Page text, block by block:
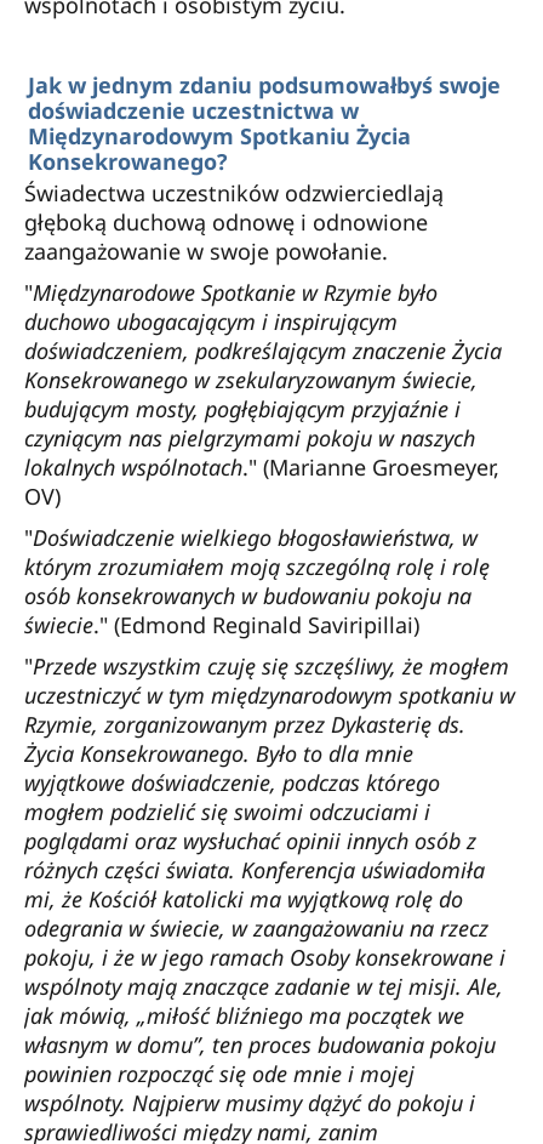
Jak w jednym zdaniu podsumowałbyś swoje
doświadczenie uczestnictwa w
Międzynarodowym Spotkaniu Życia
Konsekrowanego?
Świadectwa uczestników odzwierciedlają
głęboką duchową odnowę i odnowione
zaangażowanie w swoje powołanie.
"Międzynarodowe Spotkanie w Rzymie było
duchowo ubogacającym i inspirującym
doświadczeniem, podkreślającym znaczenie Życia
Konsekrowanego w zsekularyzowanym świecie,
budującym mosty, pogłębiającym przyjaźnie i
czyniącym nas pielgrzymami pokoju w naszych
lokalnych wspólnotach." (Marianne Groesmeyer,
OV)
"Doświadczenie wielkiego błogosławieństwa, w
którym zrozumiałem moją szczególną rolę i rolę
osób konsekrowanych w budowaniu pokoju na
świecie." (Edmond Reginald Saviripillai)
"Przede wszystkim czuję się szczęśliwy, że mogłem
uczestniczyć w tym międzynarodowym spotkaniu w
Rzymie, zorganizowanym przez Dykasterię ds.
Życia Konsekrowanego. Było to dla mnie
wyjątkowe doświadczenie, podczas którego
mogłem podzielić się swoimi odczuciami i
poglądami oraz wysłuchać opinii innych osób z
różnych części świata. Konferencja uświadomiła
mi, że Kościół katolicki ma wyjątkową rolę do
odegrania w świecie, w zaangażowaniu na rzecz
pokoju, i że w jego ramach Osoby konsekrowane i
wspólnoty mają znaczące zadanie w tej misji. Ale,
jak mówią, „miłość bliźniego ma początek we
własnym w domu”, ten proces budowania pokoju
powinien rozpocząć się ode mnie i mojej
wspólnoty. Najpierw musimy dążyć do pokoju i
sprawiedliwości między nami, zanim